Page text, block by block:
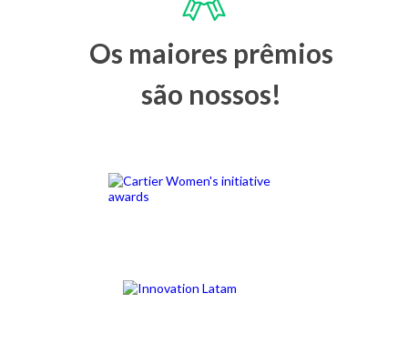
Os maiores prêmios
são nossos!